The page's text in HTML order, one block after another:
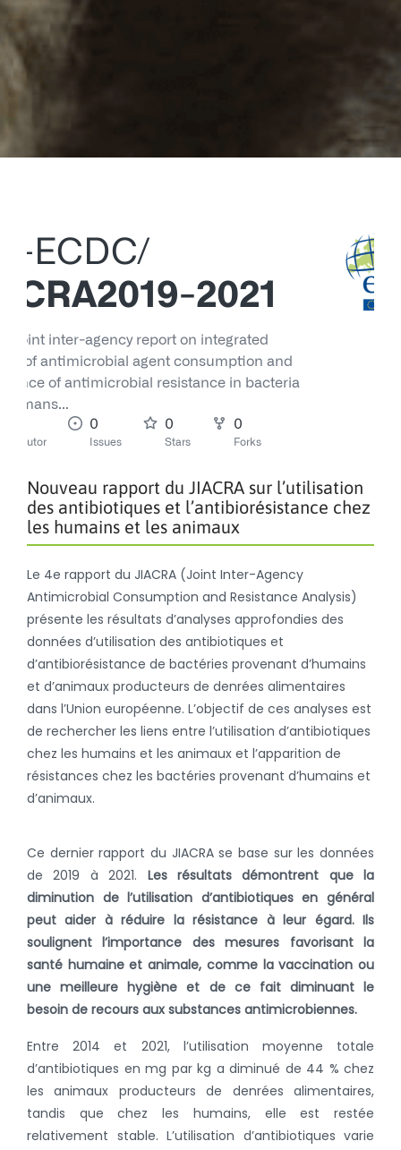
Nouveau rapport du JIACRA sur l’utilisation
des antibiotiques et l’antibiorésistance chez
les humains et les animaux
Le 4e rapport du JIACRA (Joint Inter-Agency
Antimicrobial Consumption and Resistance Analysis)
présente les résultats d’analyses approfondies des
données d’utilisation des antibiotiques et
d’antibiorésistance de bactéries provenant d’humains
et d’animaux producteurs de denrées alimentaires
dans l’Union européenne. L’objectif de ces analyses est
de rechercher les liens entre l’utilisation d’antibiotiques
chez les humains et les animaux et l’apparition de
résistances chez les bactéries provenant d’humains et
d’animaux.
Ce dernier rapport du JIACRA se base sur les données
de 2019 à 2021. Les résultats démontrent que la
diminution de l’utilisation d’antibiotiques en général
peut aider à réduire la résistance à leur égard. Ils
soulignent l’importance des mesures favorisant la
santé humaine et animale, comme la vaccination ou
une meilleure hygiène et de ce fait diminuant le
besoin de recours aux substances antimicrobiennes.
Entre 2014 et 2021, l’utilisation moyenne totale
d’antibiotiques en mg par kg a diminué de 44 % chez
les animaux producteurs de denrées alimentaires,
tandis que chez les humains, elle est restée
relativement stable. L’utilisation d’antibiotiques varie